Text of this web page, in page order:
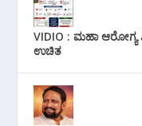
VIDIO : ಮಹಾ
ಉಚಿತ